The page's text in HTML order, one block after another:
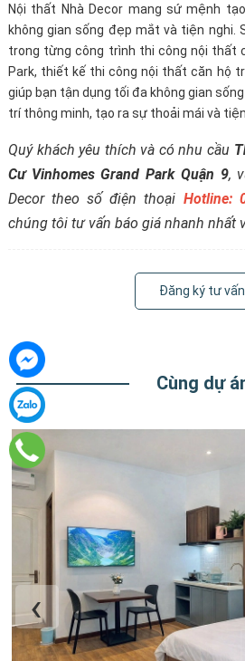
Nội thất Nhà Decor mang sứ mệnh
không gian sống đẹp mắt và tiện nghi.
trong từng công trình thi công nội thất
Park, thiết kế thi công nội thất căn hộ
giúp bạn tận dụng tối đa không gian
trí thông minh, tạo ra sự thoải mái và
Quý khách yêu thích và có nhu cầu
Cư Vinhomes Grand Park Quận 9,
Decor theo số điện thoại Hotline:
chúng tôi tư vấn báo giá nhanh nhất
Đăng ký tư vấn
Cùng dự